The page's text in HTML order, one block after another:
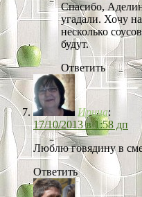
Спасибо,
угадали. Хочу
несколько
будут.
Ответить
Ирина:
17/10/2013 в 1:58 дп
Люблю говядину в
Ответить